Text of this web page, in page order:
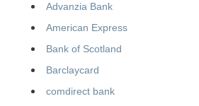
Advanzia Bank
American Express
Bank of Scotland
Barclaycard
comdirect bank